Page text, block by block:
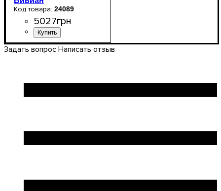
24089
5027грн
Ширина: 164,2 см
Задать вопрос Написать отзыв